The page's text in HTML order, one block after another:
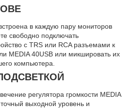
в каждую пару мониторов
свободно подключать
с TRS или RCA разъемами к
MEDIA 40USB или микшировать их
компьютера.
регулятора громкости MEDIA
выходной уровень и